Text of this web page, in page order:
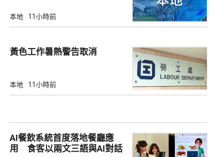
本地 11小時前
黃色工作暑熱警告取消
本地 11小時前
AI餐飲系統首度落地餐廳應
用 食客以兩文三語與AI對話